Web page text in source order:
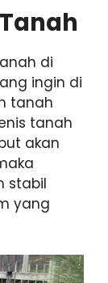
di
ingin di
tanah
tanah
akan
stabil
yang